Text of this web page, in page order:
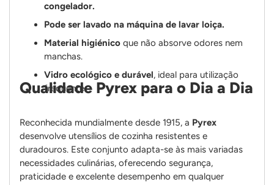
congelador.
Pode ser lavado na máquina de lavar loiça.
Material higiénico que não absorve odores nem
manchas.
Vidro ecológico e durável, ideal para utilização
frequente.
Qualidade Pyrex para o Dia a Dia
Reconhecida mundialmente desde 1915, a Pyrex
desenvolve utensílios de cozinha resistentes e
duradouros. Este conjunto adapta-se às mais variadas
necessidades culinárias, oferecendo segurança,
praticidade e excelente desempenho em qualquer